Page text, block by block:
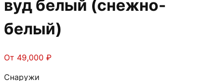
вуд белый (снежно-
белый)
От 49,000 ₽
Снаружи